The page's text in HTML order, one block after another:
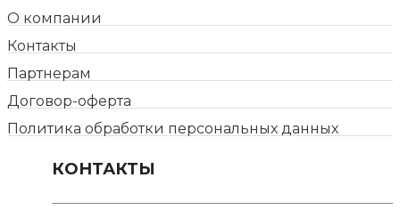
О компании
Контакты
Партнерам
Договор-оферта
Политика обработки персональных данных
КОНТАКТЫ